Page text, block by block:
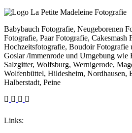
Babybauch Fotografie, Neugeborenen
Fotografie, Paar Fotografie, Cakesmash
Hochzeitsfotografie, Boudoir Fotografie
Goslar /Immenrode und Umgebung wie
Salzgitter, Wolfsburg, Wernigerode,
Wolfenbüttel, Hildesheim, Nordhausen,
Halberstadt, Peine
Links: